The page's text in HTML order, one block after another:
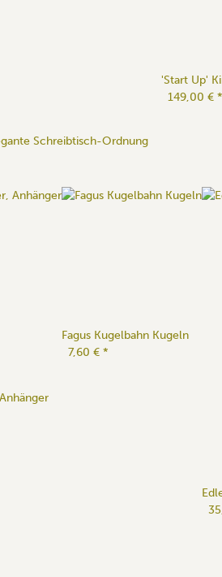
Schreibtisch-Ordnung
'Start Up'
149,00 € *
Fagus Kugelbahn Kugeln
7,60 € *